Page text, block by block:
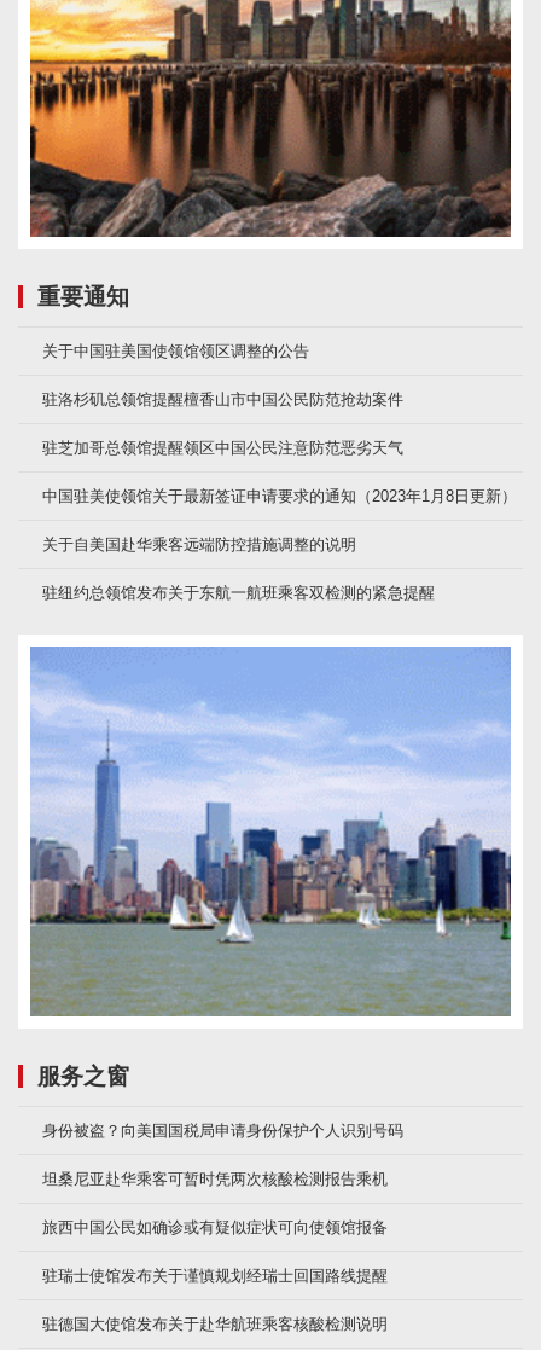
重要通知
关于中国驻美国使领馆领区调整的公告
驻洛杉矶总领馆提醒檀香山市中国公民防范抢劫案件
驻芝加哥总领馆提醒领区中国公民注意防范恶劣天气
中国驻美使领馆关于最新签证申请要求的通知（2023年1月8日更新）
关于自美国赴华乘客远端防控措施调整的说明
驻纽约总领馆发布关于东航一航班乘客双检测的紧急提醒
服务之窗
身份被盗？向美国国税局申请身份保护个人识别号码
坦桑尼亚赴华乘客可暂时凭两次核酸检测报告乘机
旅西中国公民如确诊或有疑似症状可向使领馆报备
驻瑞士使馆发布关于谨慎规划经瑞士回国路线提醒
驻德国大使馆发布关于赴华航班乘客核酸检测说明